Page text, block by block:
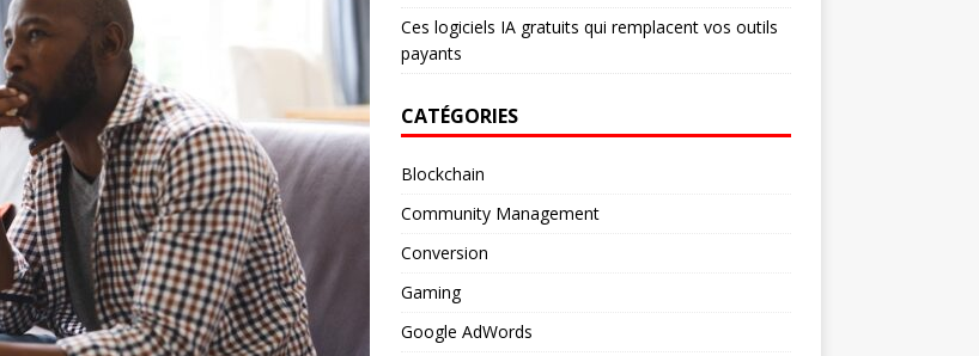
Ces logiciels IA gratuits qui remplacent vos outils
payants
CATÉGORIES
Blockchain
Community Management
Conversion
Gaming
Google AdWords